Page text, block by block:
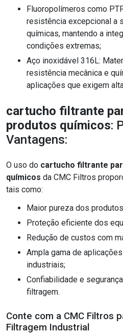
Fluoropolímeros como PTFE: Oferecem uma
resistência excepcional a
químicas, mantendo a
condições extremas;
Aço inoxidável 316L: Material robusto que assegura a
resistência mecânica e
aplicações que exigem
cartucho filtrante
produtos químicos:
Vantagens:
O uso do cartucho filtrante
químicos da CMC Filtros
tais como:
Maior pureza dos
Proteção eficiente dos
Redução de custos com
Ampla gama de aplicações em diferentes segmentos
industriais;
Confiabilidade e segurança nos processos de
filtragem.
Conte com a CMC Filtros
Filtragem Industrial